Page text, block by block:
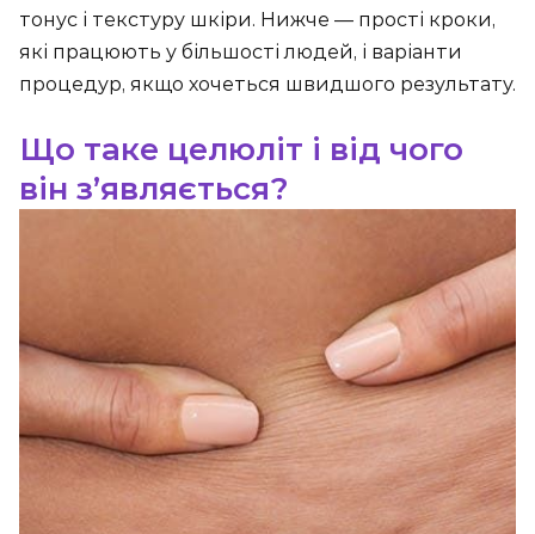
тонус і текстуру шкіри. Нижче — прості кроки,
які працюють у більшості людей, і варіанти
процедур, якщо хочеться швидшого результату.
Що таке целюліт і від чого
він з’являється?